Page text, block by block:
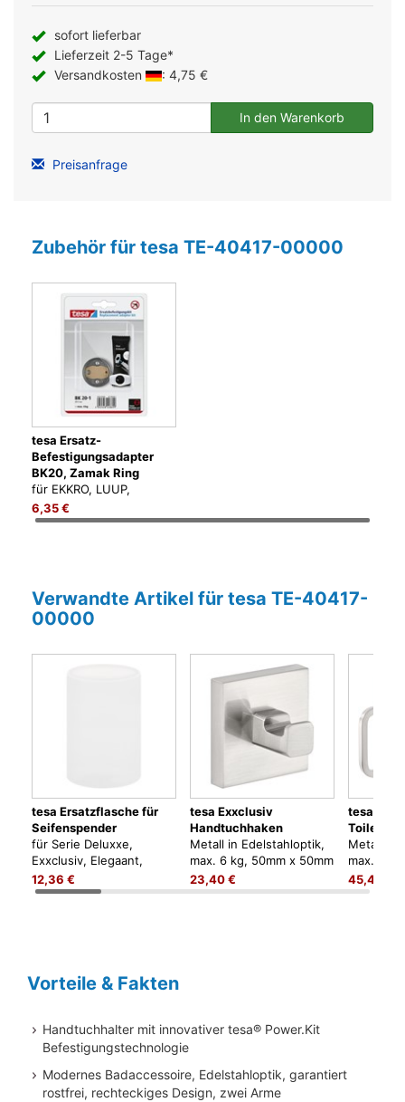
sofort lieferbar
Lieferzeit 2-5 Tage*
Versandkosten
: 4,75 €
Preisanfrage
Zubehör für tesa TE-40417-00000
tesa Ersatz-
Befestigungsadapter
BK20, Zamak Ring
für EKKRO, LUUP,
KLAAM, SMOOZ, zum
Kleben, kein Bohren
6,35 €
Verwandte Artikel für tesa TE-40417-
00000
tesa Ersatzflasche für
Seifenspender
für Serie Deluxxe,
Exxclusiv, Elegaant,
Esteetic
12,36 €
tesa Exxclusiv
Handtuchhaken
Metall in Edelstahloptik,
max. 6 kg, 50mm x 50mm
x 39mm, zum Kleben,
kein Bohren
23,40 €
tesa
Metall in
max. 6
160mm x
Kleben,
45,40 €
Vorteile & Fakten
Handtuchhalter mit innovativer tesa® Power.Kit
Befestigungstechnologie
Modernes Badaccessoire, Edelstahloptik, garantiert
rostfrei, rechteckiges Design, zwei Arme